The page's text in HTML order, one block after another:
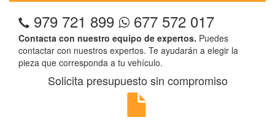
979 721 899 677 572 017
Contacta con nuestro equipo de expertos. Puedes
contactar con nuestros expertos. Te ayudarán a elegir la
pieza que corresponda a tu vehículo.
Solicita presupuesto sin compromiso